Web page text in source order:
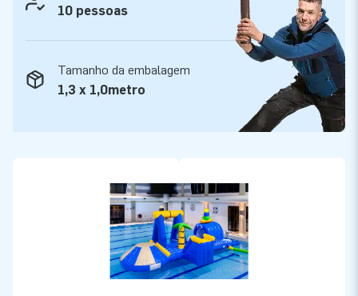
10 pessoas
Tamanho da embalagem
1,3 x 1,0metro